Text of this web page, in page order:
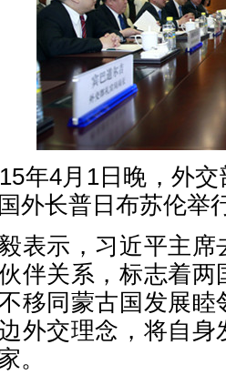
4月1日晚，外交
外长普日布苏伦举
示，习近平主席
伴关系，标志着
移同蒙古国发展
外交理念，将自
。